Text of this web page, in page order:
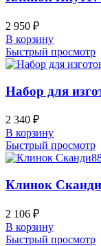
2 950 ₽
В корзину
Быстрый просмотр
Набор для
2 340 ₽
В корзину
Быстрый просмотр
Клинок
2 106 ₽
В корзину
Быстрый просмотр